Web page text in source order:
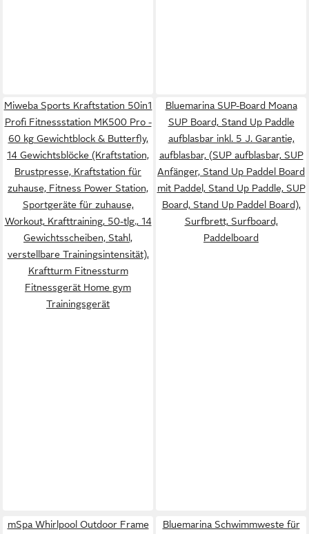
Miweba Sports Kraftstation 50in1
Profi Fitnessstation MK500 Pro -
60 kg Gewichtblock & Butterfly,
14 Gewichtsblöcke (Kraftstation,
Brustpresse, Kraftstation für
zuhause, Fitness Power Station,
Sportgeräte für zuhause,
Workout, Krafttraining, 50-tlg., 14
Gewichtsscheiben, Stahl,
verstellbare Trainingsintensität),
Kraftturm Fitnessturm
Fitnessgerät Home gym
Trainingsgerät
Bluemarina SUP-Board Moana
SUP Board, Stand Up Paddle
aufblasbar inkl. 5 J. Garantie,
aufblasbar, (SUP aufblasbar, SUP
Anfänger, Stand Up Paddel Board
mit Paddel, Stand Up Paddle, SUP
Board, Stand Up Paddel Board),
Surfbrett, Surfboard,
Paddelboard
mSpa Whirlpool Outdoor Frame
Bluemarina Schwimmweste für